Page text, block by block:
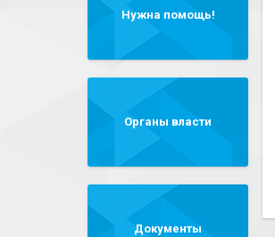
Нужна помощь!
Органы власти
Документы